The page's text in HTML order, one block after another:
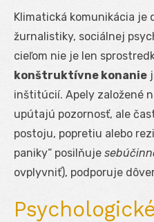
Klimatická komunikácia je
žurnalistiky, sociálnej
cieľom nie je len
konštruktívne konanie
inštitúcií. Apely založené
upútajú pozornosť, ale
postoju, popretiu alebo
paniky“ posilňuje
ovplyvniť), podporuje